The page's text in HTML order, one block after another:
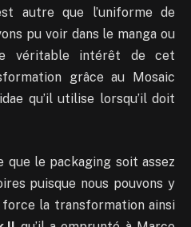
autre que l’uniforme de
pu voir dans le manga ou
véritable intérêt de cet
grâce au Mosaic
qu’il utilise lorsqu’il doit
que le packaging soit assez
puisque nous pouvons y
la transformation ainsi